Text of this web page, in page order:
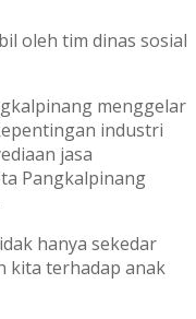
oleh tim dinas sosial
menggelar
industri
jasa
Pangkalpinang
hanya sekedar
kita terhadap anak